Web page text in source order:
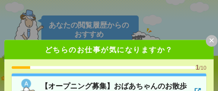
どちらのお仕事が気になりますか？
1/10
【オープニング募集】おばあちゃんのお散歩
×
あなたの閲覧履歴からの
おすすめ
【オープニング募集】おばあちゃんのお散歩付き添
いも仕事の1つ[派遣]